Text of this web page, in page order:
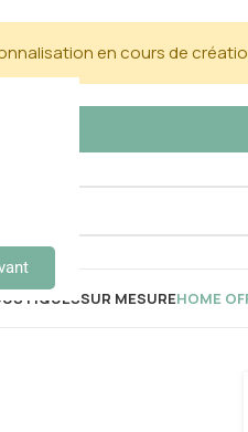
en cours de
SUR MESUREHOME